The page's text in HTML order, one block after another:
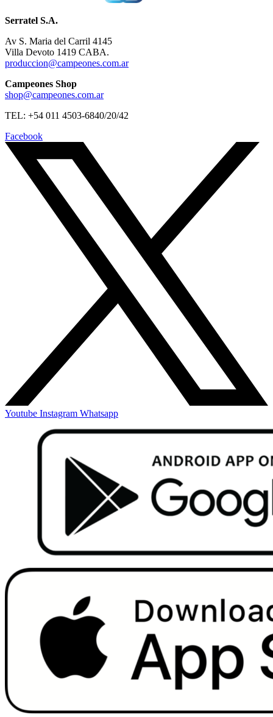
Serratel S.A.
Av S. Maria del Carril 4145
Villa Devoto 1419 CABA.
produccion@campeones.com.ar
Campeones Shop
shop@campeones.com.ar
TEL: +54 011 4503-6840/20/42
Facebook
Youtube Instagram Whatsapp